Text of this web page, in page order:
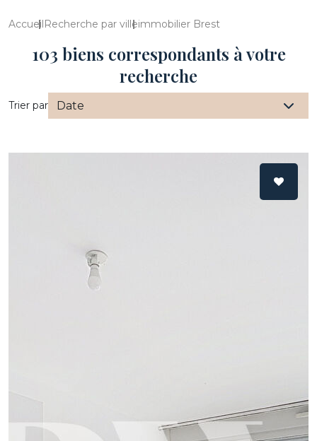
AccueilRecherche par villeimmobilier Brest
103 biens correspondants à votre
recherche
Trier par